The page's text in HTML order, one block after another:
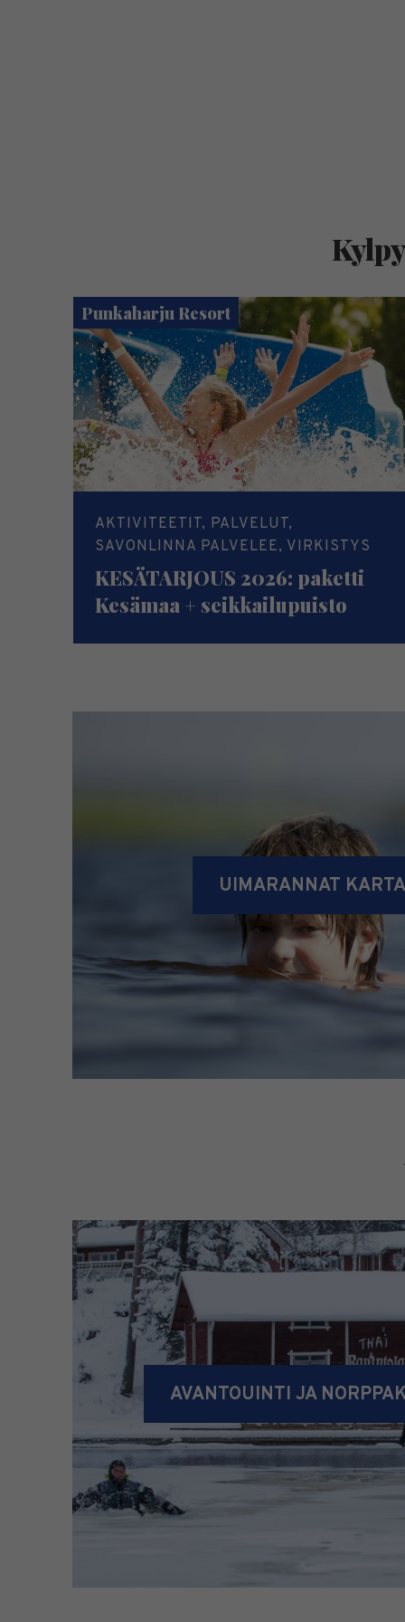
Punkaharju Resort
AKTIVITEETIT, PALVELUT,
SAVONLINNA PALVELEE, VIRKISTYS
KESÄTARJOUS 2026: paketti
Kesämaa + seikkailupuisto
UIMARANNAT
AVANTOUINTI JA